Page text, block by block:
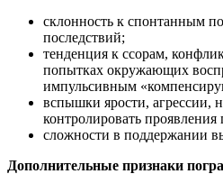
склонность к спонтанным
последствий;
тенденция к ссорам,
попытках окружающих
импульсивным
вспышки ярости, агрессии,
контролировать проявления
сложности в поддержании
Дополнительные признаки